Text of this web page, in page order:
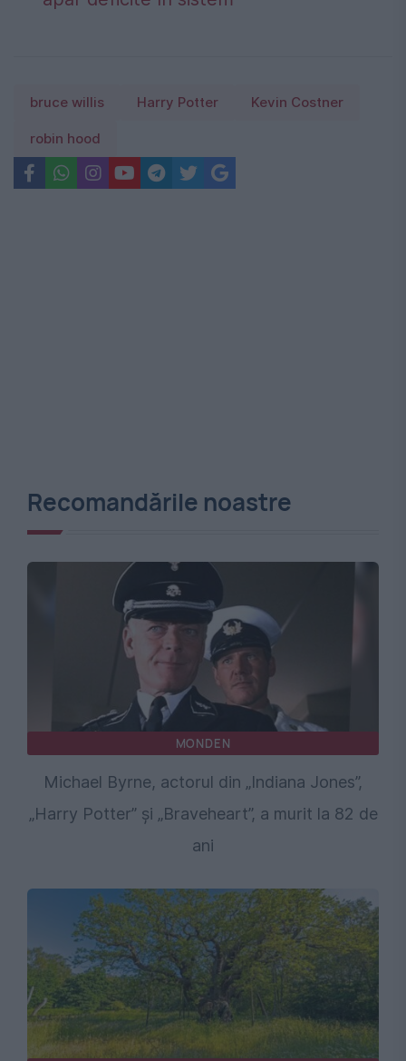
bruce willis Harry Potter Kevin Costner
robin hood
Recomandările noastre
MONDEN
Michael Byrne, actorul din „Indiana Jones”,
„Harry Potter” și „Braveheart”, a murit la 82 de
ani